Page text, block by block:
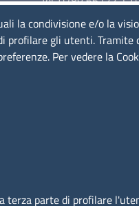
mail:
lunedì al venerdì:
17,00
la condivisione e/o la
profilare gli utenti. Tramite
Per vedere la
terza parte di profilare